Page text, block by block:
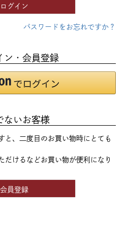
ログイン
パスワードをお忘れですか？
ン・会員登録
ないお客様
と、二度目のお買い物時にとても
だけるなどお買い物が便利になり
会員登録